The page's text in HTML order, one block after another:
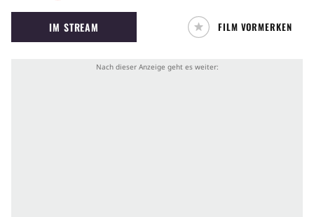
Anzüge, sondern auch Superkräfte, um die
Welt zu retten.
IM STREAM FILM VORMERKEN